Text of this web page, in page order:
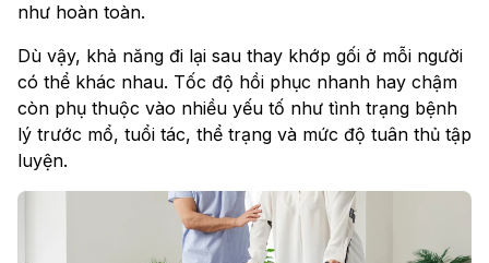
như hoàn toàn.
Dù vậy, khả năng đi lại sau thay khớp gối ở mỗi người
có thể khác nhau. Tốc độ hồi phục nhanh hay chậm
còn phụ thuộc vào nhiều yếu tố như tình trạng bệnh
lý trước mổ, tuổi tác, thể trạng và mức độ tuân thủ tập
luyện.